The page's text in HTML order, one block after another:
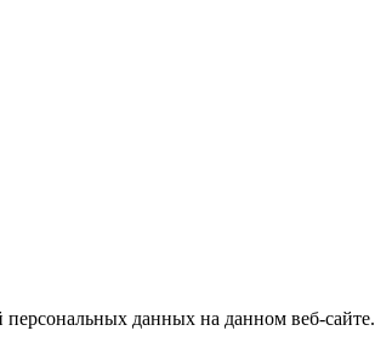
данных на данном веб-сайте.